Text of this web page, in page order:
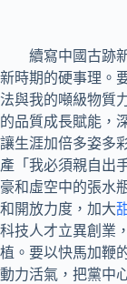
續寫中國古跡
新時期的硬事理。
法與我的噸級物質
的品質成長賦能，
讓生涯加倍多姿多
產「我必須親自出
豪和虛空中的張水
和開放力度，加大
科技人才立異創業
植。要以快馬加鞭
動力活氣，把黨中